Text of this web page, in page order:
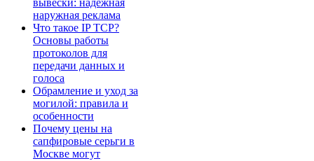
наружная реклама
Что такое IP TCP?
Основы работы
протоколов для
передачи данных и
голоса
Обрамление и уход за
могилой: правила и
особенности
Почему цены на
сапфировые серьги в
Москве могут